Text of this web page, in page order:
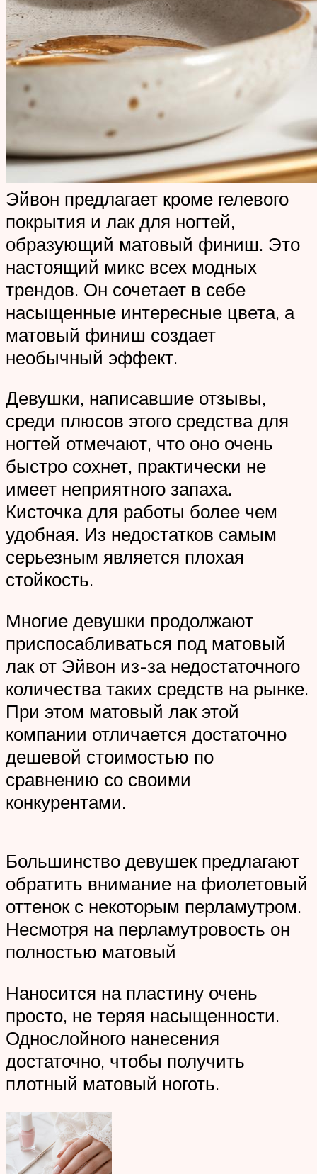
Эйвон предлагает кроме гелевого
покрытия и лак для ногтей,
образующий матовый финиш. Это
настоящий микс всех модных
трендов. Он сочетает в себе
насыщенные интересные цвета, а
матовый финиш создает
необычный эффект.
Девушки, написавшие отзывы,
среди плюсов этого средства для
ногтей отмечают, что оно очень
быстро сохнет, практически не
имеет неприятного запаха.
Кисточка для работы более чем
удобная. Из недостатков самым
серьезным является плохая
стойкость.
Многие девушки продолжают
приспосабливаться под матовый
лак от Эйвон из-за недостаточного
количества таких средств на рынке.
При этом матовый лак этой
компании отличается достаточно
дешевой стоимостью по
сравнению со своими
конкурентами.
Большинство девушек предлагают
обратить внимание на фиолетовый
оттенок с некоторым перламутром.
Несмотря на перламутровость он
полностью матовый
Наносится на пластину очень
просто, не теряя насыщенности.
Однослойного нанесения
достаточно, чтобы получить
плотный матовый ноготь.